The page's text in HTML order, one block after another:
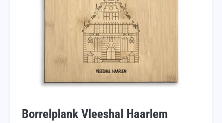
Borrelplank Vleeshal Haarlem